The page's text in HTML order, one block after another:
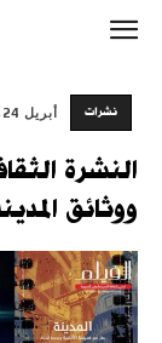
نشرات أبريل 24, 2025
النشرة
ووثائق